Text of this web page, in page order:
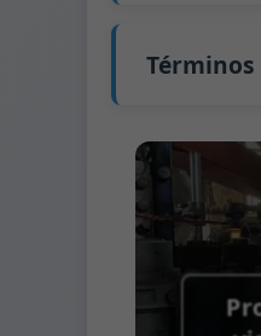
Términos
Métodos
Término de
Términos